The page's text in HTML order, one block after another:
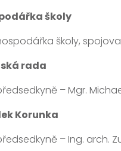
školy
školy,
rada
– Mgr.
Korunka
– Ing. arch.